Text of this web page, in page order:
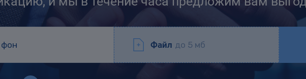
Файл до 5 мб